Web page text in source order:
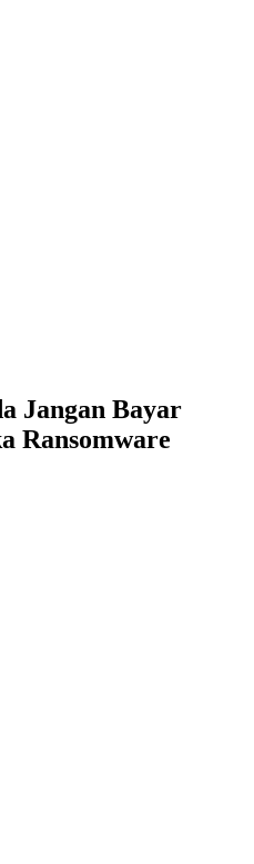
Jangan Bayar
Ransomware